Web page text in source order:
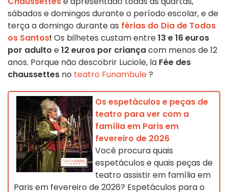
sábados e domingos durante o período escolar, e de
terça a domingo durante as férias do Dia de Todos
os Santos! Os bilhetes custam entre13 e 16 euros
por adulto e12 euros por criançacom menos de 12
anos. Porque não descobrir Luciole, la Fée des
chaussettes no teatro Funambule?
Os espetáculos e peças de
teatro para ver com a
família em Paris em
fevereiro de 2026
Você procura quais
espetáculos e quais peças de
teatro assistir em família em
Paris em fevereiro de 2026? Espetáculos para o